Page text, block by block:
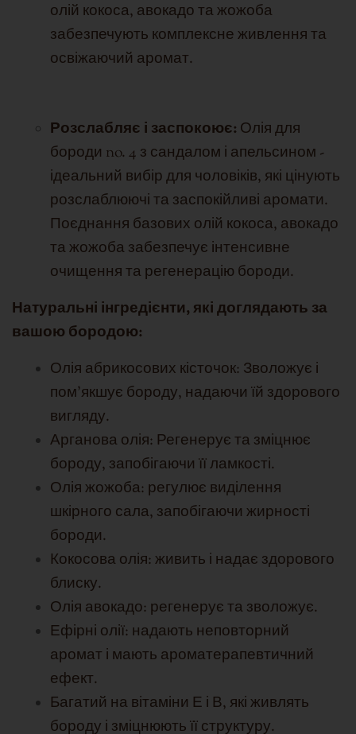
олій кокоса, авокадо та жожоба
забезпечують комплексне живлення та
освіжаючий аромат.
Розслабляє і заспокоює: Олія для
бороди no. 4 з сандалом і апельсином -
ідеальний вибір для чоловіків, які цінують
розслаблюючі та заспокійливі аромати.
Поєднання базових олій кокоса, авокадо
та жожоба забезпечує інтенсивне
очищення та регенерацію бороди.
Натуральні інгредієнти, які доглядають за
вашою бородою:
Олія абрикосових кісточок: Зволожує і
пом'якшує бороду, надаючи їй здорового
вигляду.
Арганова олія: Регенерує та зміцнює
бороду, запобігаючи її ламкості.
Олія жожоба: регулює виділення
шкірного сала, запобігаючи жирності
бороди.
Кокосова олія: живить і надає здорового
блиску.
Олія авокадо: регенерує та зволожує.
Ефірні олії: надають неповторний
аромат і мають ароматерапевтичний
ефект.
Багатий на вітаміни Е і В, які живлять
бороду і зміцнюють її структуру.